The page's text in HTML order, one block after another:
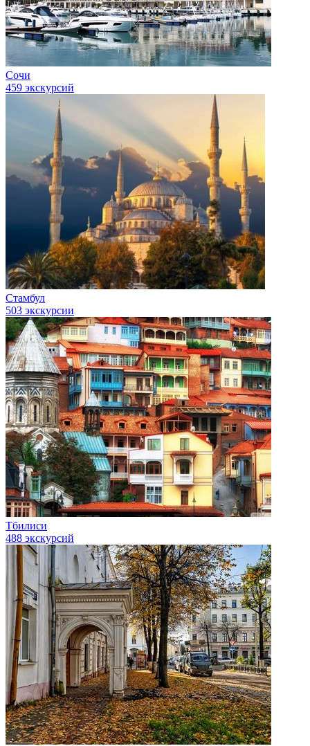
Сочи
459 экскурсий
Стамбул
503 экскурсии
Тбилиси
488 экскурсий